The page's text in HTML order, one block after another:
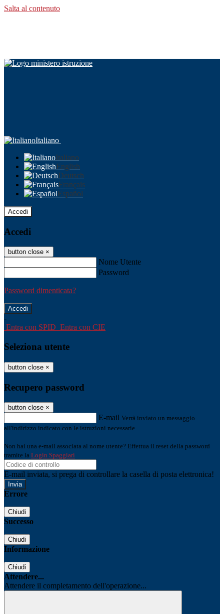
Salta al contenuto
Italiano
Italiano
English
Deutsch
Français
Español
Accedi
Accedi
button close ×
Nome Utente
Password
Password dimenticata?
-
Entra con SPID Entra con CIE
Seleziona utente
button close ×
Recupero password
button close ×
E-mail Verrà inviato un messaggio
all'indirizzo indicato con le istruzioni necessarie.
Non hai una e-mail associata al nome utente? Effettua il reset della password
tramite la Login Spaggiari
E-mail inviata, si prega di controllare la casella di posta elettronica!
Errore
Chiudi
Successo
Chiudi
Informazione
Chiudi
Attendere...
Attendere il completamento dell'operazione...